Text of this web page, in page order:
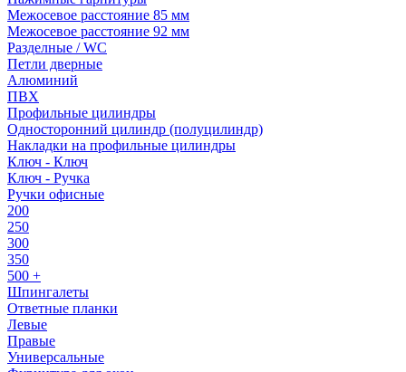
Межосевое расстояние 85 мм
Межосевое расстояние 92 мм
Разделные / WC
Петли дверные
Алюминий
ПВХ
Профильные цилиндры
Односторонний цилиндр (полуцилиндр)
Накладки на профильные цилиндры
Ключ - Ключ
Ключ - Ручка
Ручки офисные
200
250
300
350
500 +
Шпингалеты
Ответные планки
Левые
Правые
Универсальные